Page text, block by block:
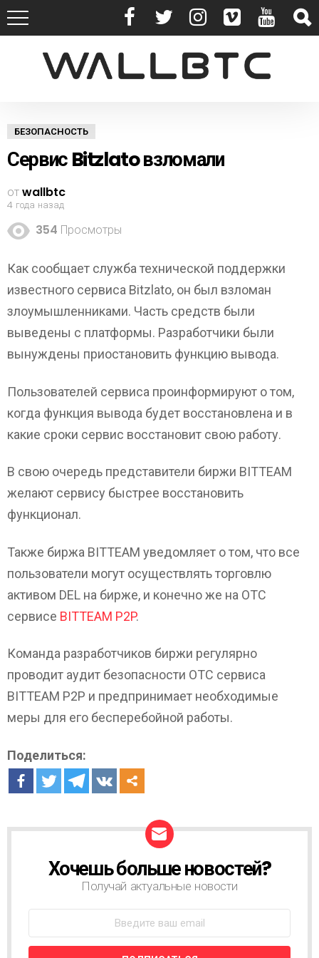
БЕЗОПАСНОСТЬ
Сервис Bitzlato взломали
отwallbtc
4 года назад
354 Просмотры
Как сообщает служба технической поддержки
известного сервиса Bitzlato, он был взломан
злоумышленниками. Часть средств были
выведены с платформы. Разработчики были
вынуждены приостановить функцию вывода.
Пользователей сервиса проинформируют о том,
когда функция вывода будет восстановлена и в
какие сроки сервис восстановит свою работу.
В свою очередь представители биржи BITTEAM
желают сервису быстрее восстановить
функционал.
Также биржа BITTEAM уведомляет о том, что все
пользователи могут осуществлять торговлю
активом DEL на бирже, и конечно же на ОТС
сервисе BITTEAM P2P.
Команда разработчиков биржи регулярно
проводит аудит безопасности ОТС сервиса
BITTEAM P2P и предпринимает необходимые
меры для его бесперебойной работы.
Поделиться:
О
Т
Н
Хочешь больше новостей?
Получай актуальные новости